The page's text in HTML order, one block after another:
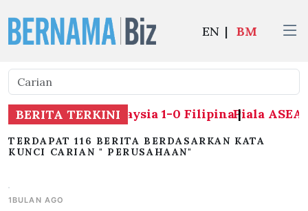
EN | BM
BERITA TERKINI Piala ASEAN
2026: Malaysia 1-0 Filipina|
TERDAPAT 116 BERITA BERDASARKAN KATA
KUNCI CARIAN " PERUSAHAAN"
1BULAN AGO